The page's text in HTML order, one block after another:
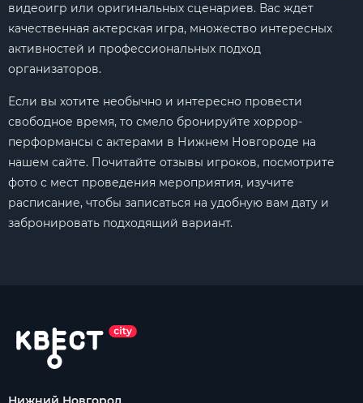
видеоигр или оригинальных сценариев. Вас ждет
качественная актерская игра, множество интересных
активностей и профессиональных подход
организаторов.
Если вы хотите необычно и интересно провести
свободное время, то смело бронируйте хоррор-
перформансы с актерами в Нижнем Новгороде на
нашем сайте. Почитайте отзывы игроков, посмотрите
фото с мест проведения мероприятия, изучите
расписание, чтобы записаться на удобную вам дату и
забронировать подходящий вариант.